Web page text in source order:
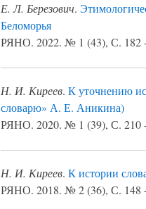
Е. Л. Березович.
Беломорья
РЯНО. 2022. № 1 (43), С. 182
Н. И. Киреев. К уточнению
словарю» А. Е. Аникина)
РЯНО. 2020. № 1 (39), С. 210
Н. И. Киреев. К истории
РЯНО. 2018. № 2 (36), С. 148